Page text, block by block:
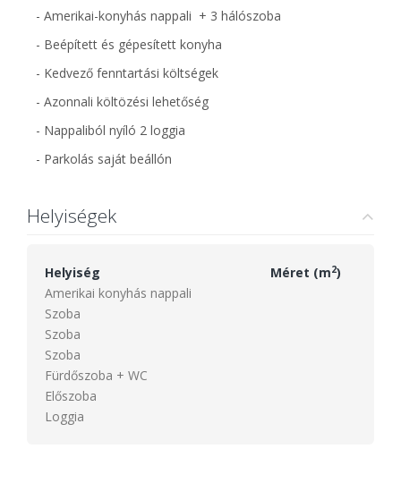
- Amerikai-konyhás nappali + 3 hálószoba
- Beépített és gépesített konyha
- Kedvező fenntartási költségek
- Azonnali költözési lehetőség
- Nappaliból nyíló 2 loggia
- Parkolás saját beállón
Helyiségek
Helyiség Méret (m2)
Amerikai konyhás nappali
Szoba
Szoba
Szoba
Fürdőszoba + WC
Előszoba
Loggia